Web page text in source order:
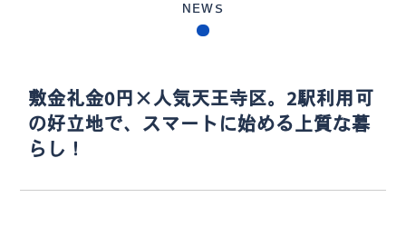
敷金礼金0円×人気天王寺区。2駅利用可
の好立地で、スマートに始める上質な暮
らし！
NEWS